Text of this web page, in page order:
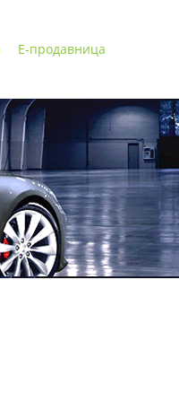
Е-продавница